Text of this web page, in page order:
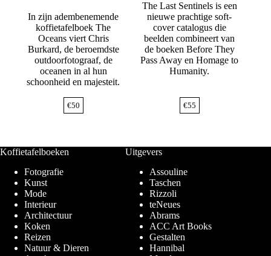
In zijn adembenemende
koffietafelboek The
Oceans viert Chris
Burkard, de beroemdste
outdoorfotograaf, de
oceanen in al hun
schoonheid en majesteit.
€50
The Last Sentinels is een
nieuwe prachtige soft-
cover catalogus die
beelden combineert van
de boeken Before They
Pass Away en Homage to
Humanity.
€55
Koffietafelboeken
Fotografie
Kunst
Mode
Interieur
Architectuur
Koken
Reizen
Natuur & Dieren
Uitgevers
Assouline
Taschen
Rizzoli
teNeues
Abrams
ACC Art Books
Gestalten
Hannibal